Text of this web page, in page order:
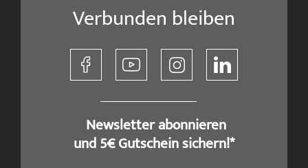
Verbunden bleiben
​ Newsletter abonnieren
und 5€ Gutschein sichern!*